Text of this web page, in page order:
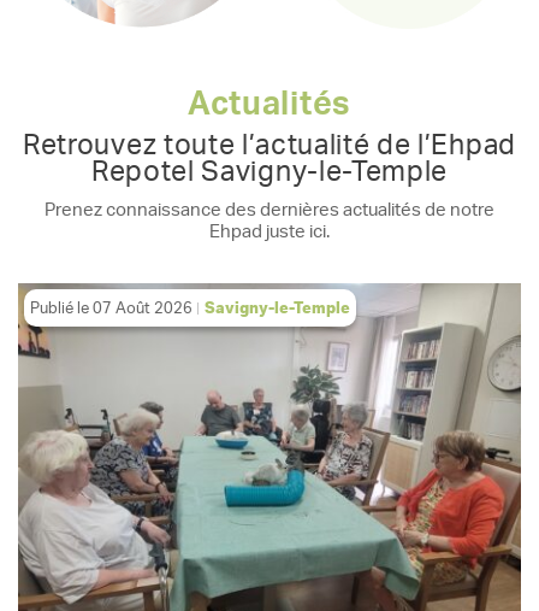
Actualités
Retrouvez toute l’actualité de l’Ehpad
Repotel Savigny-le-Temple
Prenez connaissance des dernières actualités de notre
Ehpad juste ici.
Publié le 07 Août 2026 Savigny-le-Temple